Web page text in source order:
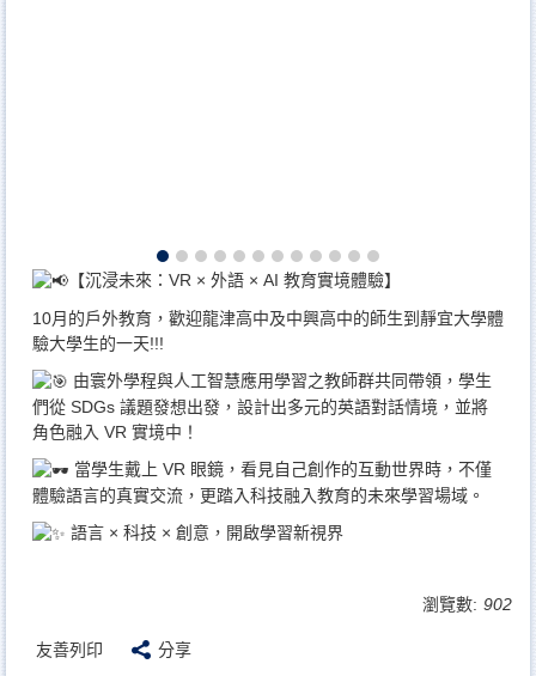
【沉浸未來：VR × 外語 × AI 教育實境體驗】
10月的戶外教育，歡迎龍津高中及中興高中的師生到靜宜大學體
驗大學生的一天!!!
由寰外學程與人工智慧應用學習之教師群共同帶領，學生
們從 SDGs 議題發想出發，設計出多元的英語對話情境，並將
角色融入 VR 實境中！
當學生戴上 VR 眼鏡，看見自己創作的互動世界時，不僅
體驗語言的真實交流，更踏入科技融入教育的未來學習場域。
語言 × 科技 × 創意，開啟學習新視界
瀏覽數: 902
友善列印 分享